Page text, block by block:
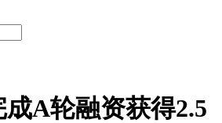
A轮融资获得2.5